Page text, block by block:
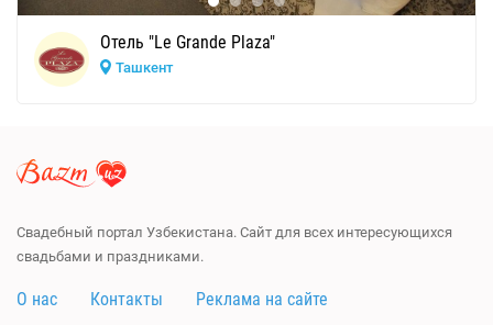
Отель "Le Grande Plaza"
Ташкент
Свадебный портал Узбекистана. Сайт для всех интересующихся
свадьбами и праздниками.
О нас Контакты Реклама на сайте